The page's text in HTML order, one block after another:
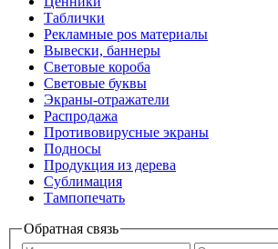
Таблички
Рекламные pos материалы
Вывески, баннеры
Световые короба
Световые буквы
Экраны-отражатели
Распродажа
Противовирусные экраны
Подносы
Продукция из дерева
Сублимация
Тампопечать
Обратная связь